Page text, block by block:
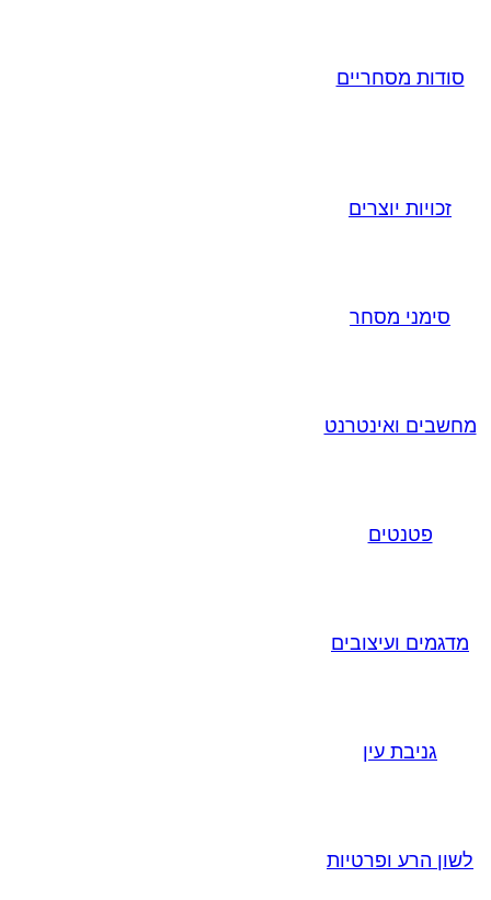
סודות מסחריים
זכויות יוצרים
סימני מסחר
מחשבים ואינטרנט
פטנטים
מדגמים ועיצובים
גניבת עין
לשון הרע ופרטיות